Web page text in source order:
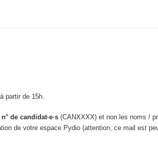
partir de 15h.
n° de candidat·e·s (CANXXXX) et non les noms /
de votre espace Pydio (attention, ce mail est